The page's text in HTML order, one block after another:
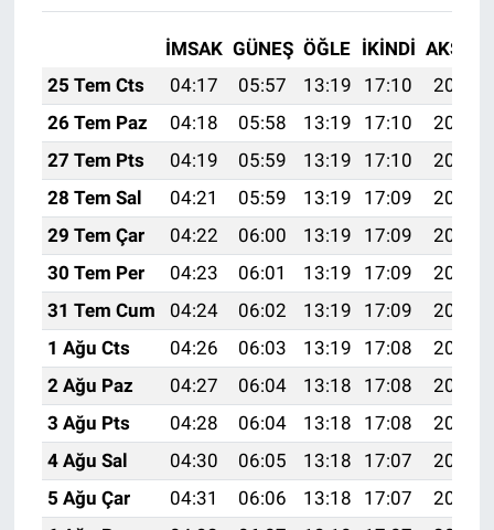
İMSAK GÜNEŞ ÖĞLE İKINDI AKŞAM
25 Tem Cts
04:17 05:57 13:19 17:10
20:31
26 Tem Paz
04:18 05:58 13:19 17:10
20:30
27 Tem Pts
04:19 05:59 13:19 17:10
20:29
28 Tem Sal
04:21 05:59 13:19 17:09
20:28
29 Tem Çar
04:22 06:00 13:19 17:09
20:27
30 Tem Per
04:23 06:01 13:19 17:09
20:26
31 Tem Cum
04:24 06:02 13:19 17:09
20:25
1 Ağu Cts
04:26 06:03 13:19 17:08
20:24
2 Ağu Paz
04:27 06:04 13:18 17:08
20:23
3 Ağu Pts
04:28 06:04 13:18 17:08
20:22
4 Ağu Sal
04:30 06:05 13:18 17:07
20:21
5 Ağu Çar
04:31 06:06 13:18 17:07
20:20